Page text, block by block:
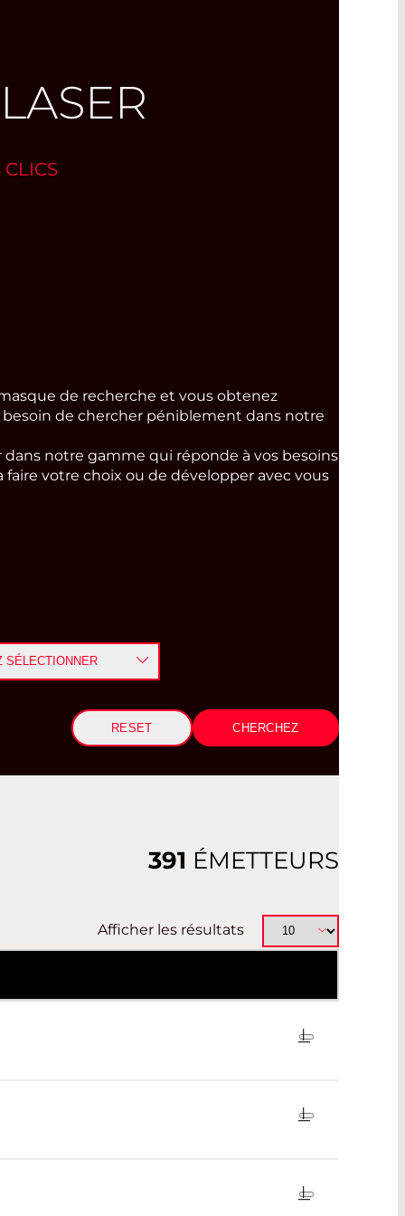
de recherche et vous obtenez
de chercher péniblement dans notre
notre gamme qui réponde à vos besoins
votre choix ou de développer avec vous
SÉLECTIONNER
RESET
391 ÉMETTEURS
Afficher les résultats